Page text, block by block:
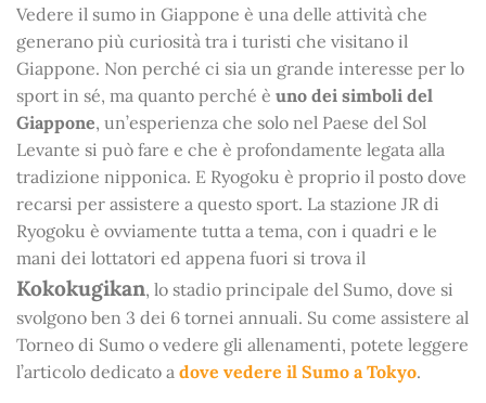
Vedere il sumo in Giappone è una delle attività che
generano più curiosità tra i turisti che visitano il
Giappone. Non perché ci sia un grande interesse per lo
sport in sé, ma quanto perché è uno dei simboli del
Giappone, un’esperienza che solo nel Paese del Sol
Levante si può fare e che è profondamente legata alla
tradizione nipponica. E Ryogoku è proprio il posto dove
recarsi per assistere a questo sport. La stazione JR di
Ryogoku è ovviamente tutta a tema, con i quadri e le
mani dei lottatori ed appena fuori si trova il
Kokokugikan, lo stadio principale del Sumo, dove si
svolgono ben 3 dei 6 tornei annuali. Su come assistere al
Torneo di Sumo o vedere gli allenamenti, potete leggere
l’articolo dedicato a dove vedere il Sumo a Tokyo.